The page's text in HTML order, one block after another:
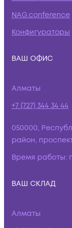
NAG.conference
Конфигураторы
ВАШ ОФИС
Алматы
+7 (727) 344 34 44
050000,
район,
Время работы:
ВАШ СКЛАД
Алматы